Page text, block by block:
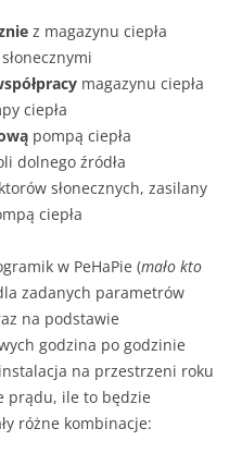
z magazynu ciepła
magazynu ciepła
ciepła
pompą ciepła
dolnego źródła
słonecznych, zasilany
ciepła
w PeHaPie (mało kto
zadanych parametrów
na podstawie
godzina po godzinie
na przestrzeni roku
prądu, ile to będzie
różne kombinacje: